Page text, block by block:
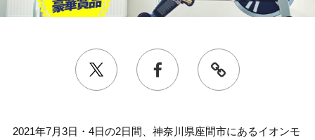
2021年7月3日・4日の2日間、神奈川県座間市にあるイオンモ